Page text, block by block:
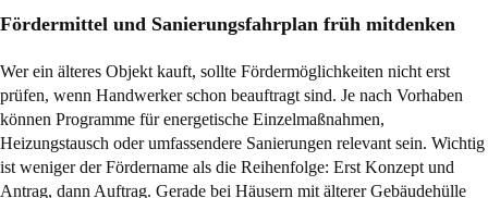
Fördermittel und Sanierungsfahrplan früh mitdenken
Wer ein älteres Objekt kauft, sollte Fördermöglichkeiten nicht erst
prüfen, wenn Handwerker schon beauftragt sind. Je nach Vorhaben
können Programme für energetische Einzelmaßnahmen,
Heizungstausch oder umfassendere Sanierungen relevant sein. Wichtig
ist weniger der Fördername als die Reihenfolge: Erst Konzept und
Antrag, dann Auftrag. Gerade bei Häusern mit älterer Gebäudehülle